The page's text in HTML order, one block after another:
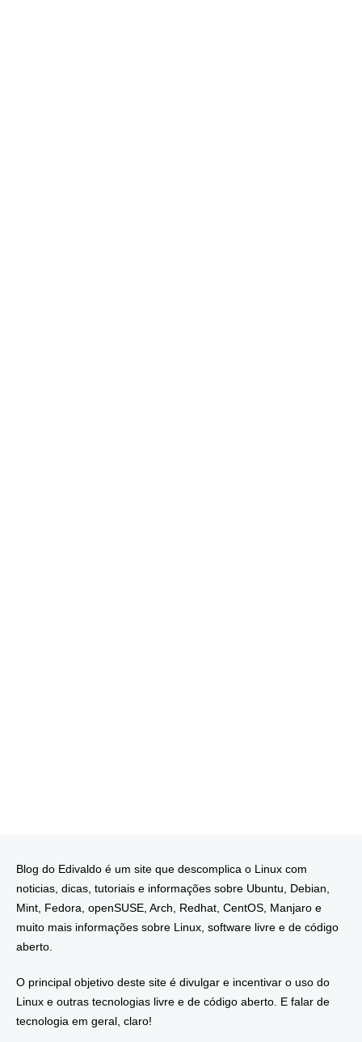
Blog do Edivaldo é um site que descomplica o Linux com
noticias, dicas, tutoriais e informações sobre Ubuntu, Debian,
Mint, Fedora, openSUSE, Arch, Redhat, CentOS, Manjaro e
muito mais informações sobre Linux, software livre e de código
aberto.
O principal objetivo deste site é divulgar e incentivar o uso do
Linux e outras tecnologias livre e de código aberto. E falar de
tecnologia em geral, claro!